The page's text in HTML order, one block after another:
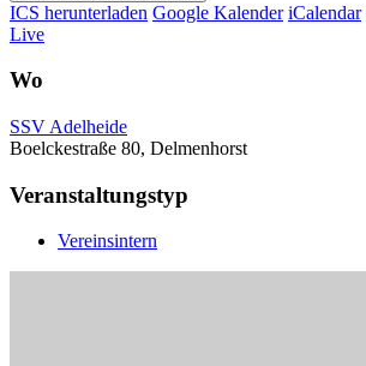
ICS herunterladen Google Kalender iCalendar
Live
Wo
SSV Adelheide
Boelckestraße 80, Delmenhorst
Veranstaltungstyp
Vereinsintern